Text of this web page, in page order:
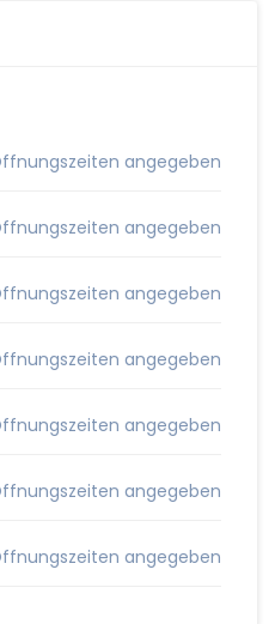
angegeben
angegeben
angegeben
angegeben
angegeben
angegeben
angegeben